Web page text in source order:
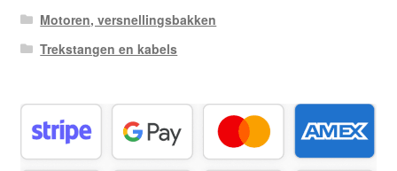
Motoren, versnellingsbakken
Trekstangen en kabels